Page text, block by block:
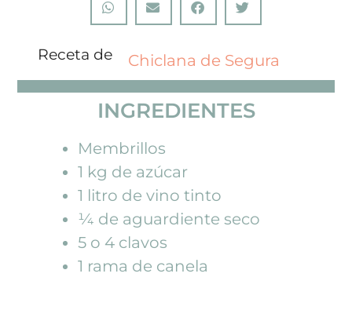
Receta de Chiclana de Segura
INGREDIENTES
Membrillos
1 kg de azúcar
1 litro de vino tinto
¼ de aguardiente seco
5 o 4 clavos
1 rama de canela